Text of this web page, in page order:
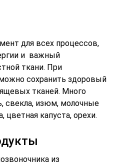
также
использоваться
Овощи употребляют в
также для готовки
или духовку. Жарить
блюда и
ежедневно